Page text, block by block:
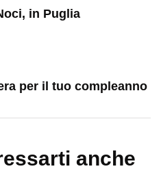
in Puglia
per il tuo compleanno
anche